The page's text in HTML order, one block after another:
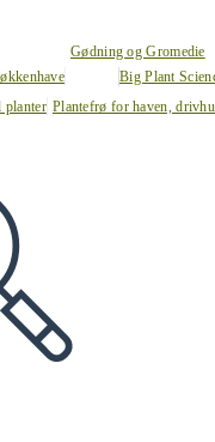
Gødning og Gromedie
Big Plant
planter Plantefrø for haven,